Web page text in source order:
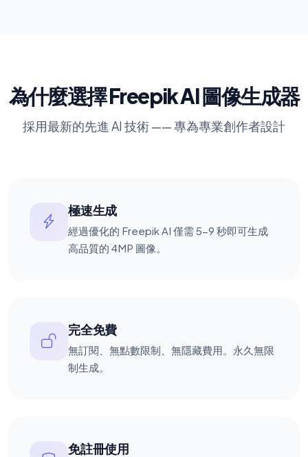
為什麼選擇 Freepik AI 圖像生成器
採用最新的先進 AI 技術 —— 專為專業創作者設計
極速生成
經過優化的 Freepik AI 僅需 5-9 秒即可生成
高品質的 4MP 圖像。
完全免費
無訂閱、無點數限制、無隱藏費用。永久無限
制生成。
免註冊使用